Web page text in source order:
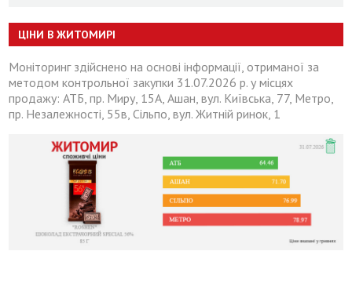
ЦІНИ В ЖИТОМИРІ
Моніторинг здійснено на основі інформації, отриманої за
методом контрольної закупки 31.07.2026 р. у місцях
продажу: АТБ, пр. Миру, 15А, Ашан, вул. Київська, 77, Метро,
пр. Незалежності, 55в, Сільпо, вул. Житній ринок, 1